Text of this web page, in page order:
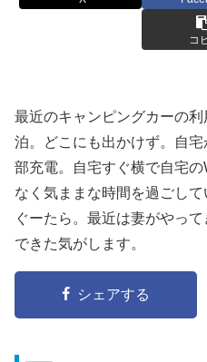
コ
最近のキャンピングカーの
泊。どこにも出かけず。自
部充電。自宅すぐ横で自宅
なく気ままな時間を過ごし
ぐーたら。最近は妻がやっ
できた気がします。
シェアする